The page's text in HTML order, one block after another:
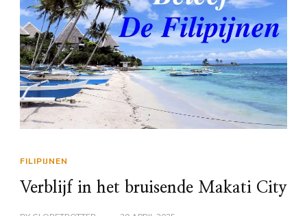
FILIPIJNEN
Verblijf in het bruisende Makati City